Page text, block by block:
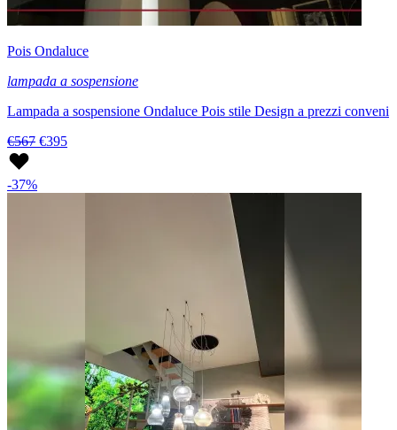
Pois Ondaluce
lampada a sospensione
Lampada a sospensione Ondaluce Pois stile Design a prezzi conveni
€567 €395
-37%